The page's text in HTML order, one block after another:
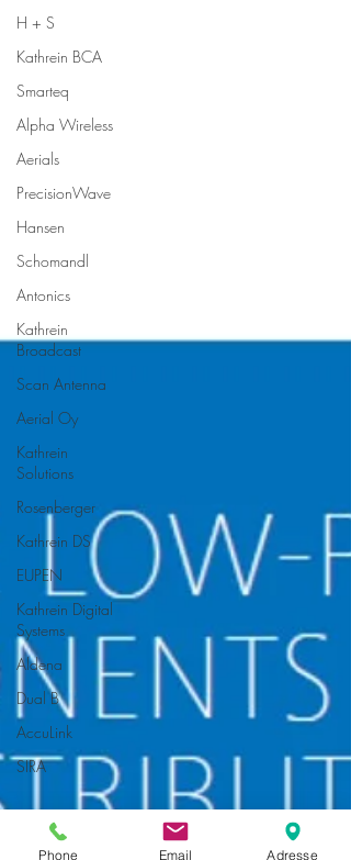
H + S
Kathrein BCA
Smarteq
Alpha Wireless
Aerials
PrecisionWave
Hansen
Schomandl
Antonics
Kathrein
Broadcast
Scan Antenna
Aerial Oy
Kathrein
Solutions
Rosenberger
Kathrein DS
EUPEN
Kathrein Digital
Systems
Aldena
Dual B
AccuLink
SIRA
Phone Email Adresse